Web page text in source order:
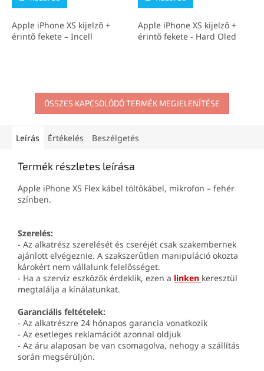
Apple iPhone XS kijelző +
érintő fekete – Incell
Apple iPhone XS kijelző +
érintő fekete - Hard Oled
ÖSSZES KAPCSOLÓDÓ TERMÉK MEGJELENÍTÉSE
Leírás Értékelés Beszélgetés
Termék részletes leírása
Apple iPhone XS Flex kábel töltőkábel, mikrofon – fehér
színben.
Szerelés:
- Az alkatrész szerelését és cseréjét csak szakembernek
ajánlott elvégeznie. A szakszerűtlen manipuláció okozta
károkért nem vállalunk felelősséget.
- Ha a szerviz eszközök érdeklik, ezen a linken keresztül
megtalálja a kínálatunkat.
Garanciális feltételek:
- Az alkatrészre 24 hónapos garancia vonatkozik
- Az esetleges reklamációt azonnal oldjuk
- Az áru alaposan be van csomagolva, nehogy a szállítás
során megsérüljön.